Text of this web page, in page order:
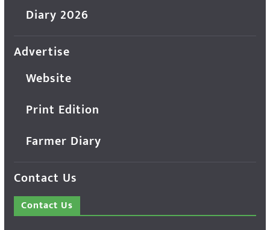
Diary 2026
Advertise
Website
Print Edition
Farmer Diary
Contact Us
Contact Us